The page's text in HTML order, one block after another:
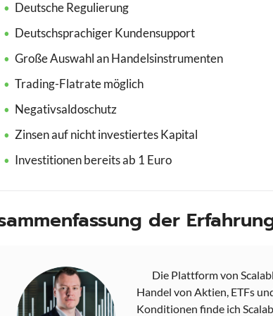
Deutsche Regulierung
Deutschsprachiger Kundensupport
Große Auswahl an Handelsinstrumenten
Trading-Flatrate möglich
Negativsaldoschutz
Zinsen auf nicht investiertes Kapital
Investitionen bereits ab 1 Euro
der
Die Plattform von
Handel von Aktien, ETFs
Konditionen finde ich